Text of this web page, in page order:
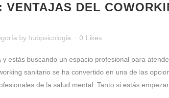
VENTAJAS DEL
by hubpsicologia 0 Likes
estás buscando un espacio profesional para
sanitario se ha convertido en una de las
de la salud mental. Tanto si estás